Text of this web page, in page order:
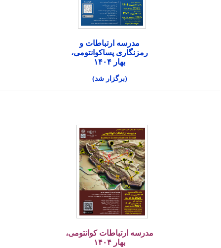
مدرسه ارتباطات و
رمزنگاری پساکوانتومی،
بهار ۱۴۰۴
(برگزار شد)
مدرسه ارتباطات کوانتومی،
بهار ۱۴۰۴